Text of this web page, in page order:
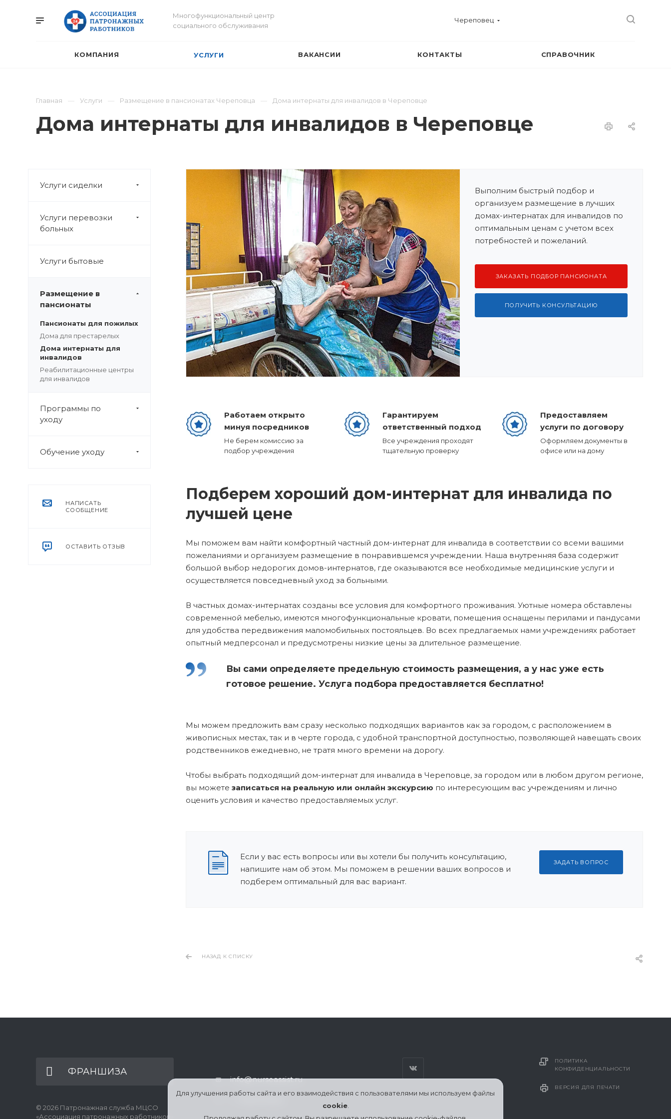
Многофункциональный центр
социального обслуживания
Череповец
КОМПАНИЯ УСЛУГИ ВАКАНСИИ КОНТАКТЫ СПРАВОЧНИК
Главная Услуги Размещение в пансионатах Череповца Дома интернаты для инвалидов в Череповце
Дома интернаты для инвалидов в Череповце
Услуги сиделки
Услуги перевозки
больных
Услуги бытовые
Размещение в
пансионаты
Пансионаты для пожилых
Дома для престарелых
Дома интернаты для
инвалидов
Реабилитационные центры
для инвалидов
Программы по
уходу
Обучение уходу
НАПИСАТЬ
СООБЩЕНИЕ
ОСТАВИТЬ ОТЗЫВ
Выполним быстрый подбор и
организуем размещение в лучших
домах-интернатах для инвалидов по
оптимальным ценам с учетом всех
потребностей и пожеланий.
ЗАКАЗАТЬ ПОДБОР ПАНСИОНАТА
ПОЛУЧИТЬ КОНСУЛЬТАЦИЮ
Работаем открыто
минуя посредников
Не берем комиссию за
подбор учреждения
Гарантируем
ответственный подход
Все учреждения проходят
тщательную проверку
Предоставляем
услуги по договору
Оформляем документы в
офисе или на дому
Подберем хороший дом-интернат для инвалида по
лучшей цене
Мы поможем вам найти комфортный частный дом-интернат для инвалида в соответствии со всеми вашими
пожеланиями и организуем размещение в понравившемся учреждении. Наша внутренняя база содержит
большой выбор недорогих домов-интернатов, где оказываются все необходимые медицинские услуги и
осуществляется повседневный уход за больными.
В частных домах-интернатах созданы все условия для комфортного проживания. Уютные номера обставлены
современной мебелью, имеются многофункциональные кровати, помещения оснащены перилами и пандусами
для удобства передвижения маломобильных постояльцев. Во всех предлагаемых нами учреждениях работает
опытный медперсонал и предусмотрены низкие цены за длительное размещение.
Вы сами определяете предельную стоимость размещения, а у нас уже есть
готовое решение. Услуга подбора предоставляется бесплатно!
Мы можем предложить вам сразу несколько подходящих вариантов как за городом, с расположением в
живописных местах, так и в черте города, с удобной транспортной доступностью, позволяющей навещать своих
родственников ежедневно, не тратя много времени на дорогу.
Чтобы выбрать подходящий дом-интернат для инвалида в Череповце, за городом или в любом другом регионе,
вы можете записаться на реальную или онлайн экскурсию по интересующим вас учреждениям и лично
оценить условия и качество предоставляемых услуг.
Если у вас есть вопросы или вы хотели бы получить консультацию,
напишите нам об этом. Мы поможем в решении ваших вопросов и
подберем оптимальный для вас вариант.
ЗАДАТЬ ВОПРОС
НАЗАД К СПИСКУ
ФРАНШИЗА
© 2026 Патронажная служба МЦСО
«Ассоциация патронажных работников»
info@nurseassist.ru
ПОЛИТИКА
КОНФИДЕНЦИАЛЬНОСТИ
ВЕРСИЯ ДЛЯ ПЕЧАТИ
Для улучшения работы сайта и его взаимодействия с пользователями мы используем файлы
cookie.